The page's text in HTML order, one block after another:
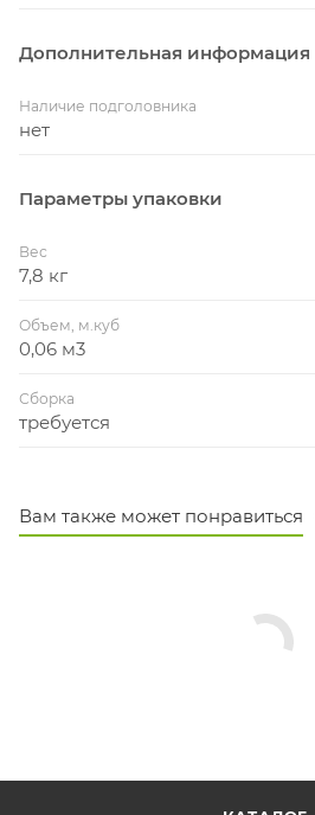
Дополнительная информация
Наличие подголовника
нет
Параметры упаковки
Вес
7,8 кг
Объем, м.куб
0,06 м3
Сборка
требуется
Вам также может понравиться